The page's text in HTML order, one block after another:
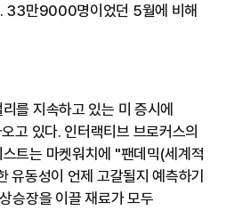
33만9000명이었던 5월에 비해
를 지속하고 있는 미 증시에
고 있다. 인터랙티브 브로커스의
트는 마켓워치에 "팬데믹(세계적
유동성이 언제 고갈될지 예측하기
승장을 이끌 재료가 모두